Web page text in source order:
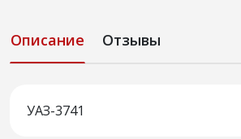
Описание Отзывы
УАЗ-3741